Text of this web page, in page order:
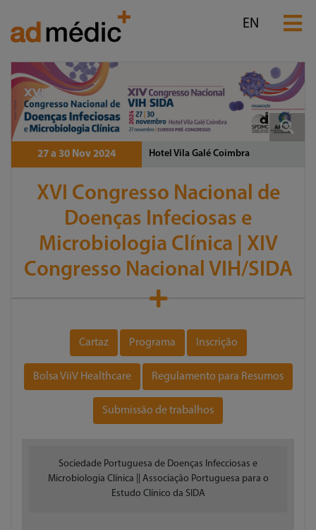
EN
27 a 30 Nov 2024 Hotel Vila Galé Coimbra
XVI Congresso Nacional de
Doenças Infeciosas e
Microbiologia Clínica | XIV
Congresso Nacional VIH/SIDA
Cartaz Programa Inscrição
Bolsa ViiV Healthcare Regulamento para Resumos
Submissão de trabalhos
Sociedade Portuguesa de Doenças Infecciosas e
Microbiologia Clínica || Associação Portuguesa para o
Estudo Clínico da SIDA